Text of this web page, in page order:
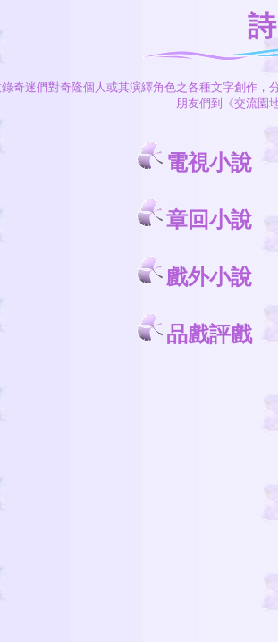
奇迷們對奇隆個人或其演繹角色之各種文字創作，
朋友們到《交流園
電視小說
章回小說
戲外小說
品戲評戲